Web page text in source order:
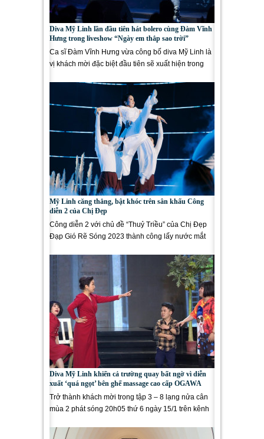
Diva Mỹ Linh lần đầu tiên hát bolero cùng Đàm Vĩnh
Hưng trong liveshow “Ngày em thắp sao trời”
Ca sĩ Đàm Vĩnh Hưng vừa công bố diva Mỹ Linh là
vị khách mời đặc biệt đầu tiên sẽ xuất hiện trong
Mỹ Linh căng thẳng, bật khóc trên sân khấu Công
diễn 2 của Chị Đẹp
Công diễn 2 với chủ đề “Thuỷ Triều” của Chị Đẹp
Đạp Gió Rẽ Sóng 2023 thành công lấy nước mắt
Diva Mỹ Linh khiến cả trường quay bất ngờ vì diễn
xuất ‘quá ngọt’ bên ghế massage cao cấp OGAWA
Trở thành khách mời trong tập 3 – 8 lạng nửa cân
mùa 2 phát sóng 20h05 thứ 6 ngày 15/1 trên kênh